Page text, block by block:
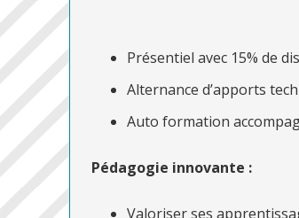
Présentiel avec 15% de
Alternance d’apports
Auto formation
Pédagogie innovante :
Valoriser ses